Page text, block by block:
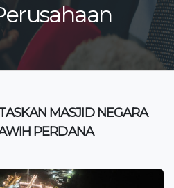
MASJID NEGARA
PERDANA